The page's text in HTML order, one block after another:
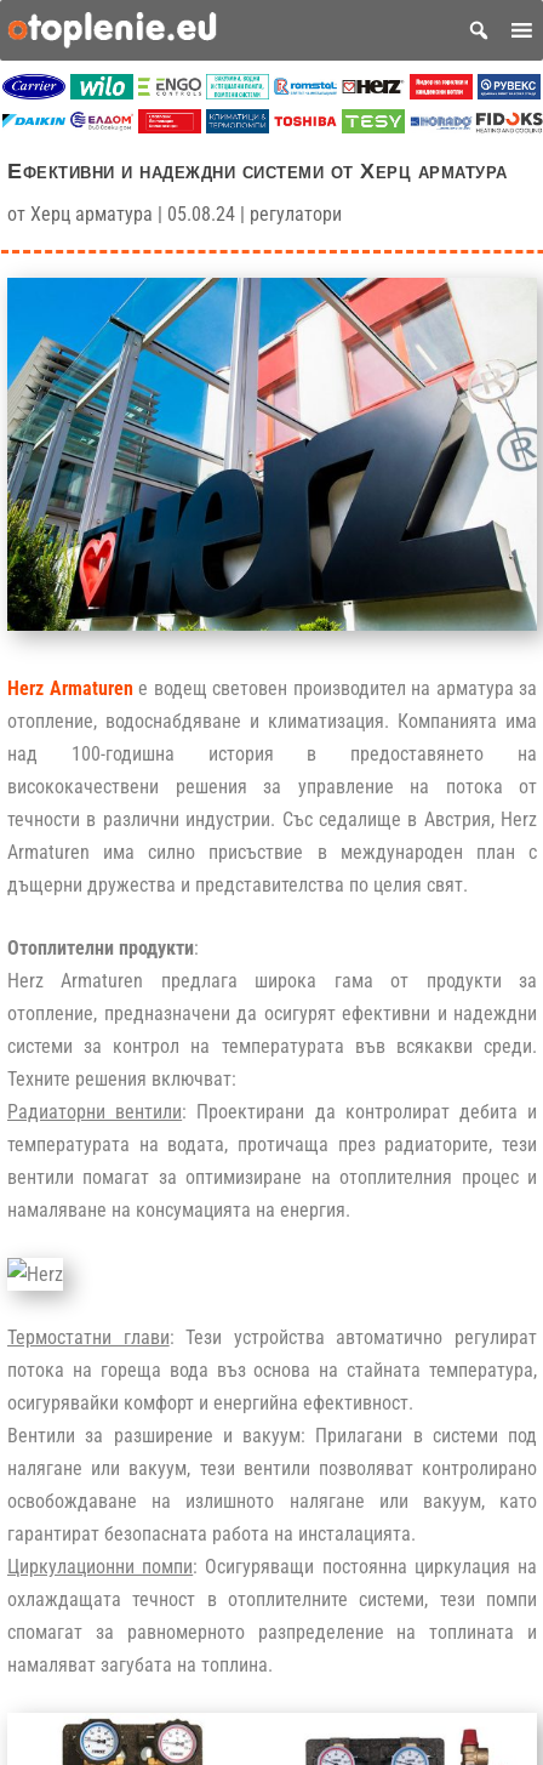
Ефективни и надеждни системи от Херц арматура
от Херц арматура | 05.08.24 | регулатори
Herz Armaturenе водещ световен производител на арматура за
отопление, водоснабдяване и климатизация. Компанията има
над 100-годишна история в предоставянето на
висококачествени решения за управление на потока от
течности в различни индустрии. Със седалище в Австрия, Herz
Armaturen има силно присъствие в международен план с
дъщерни дружества и представителства по целия свят.
Отоплителни продукти:
Herz Armaturen предлага широка гама от продукти за
отопление, предназначени да осигурят ефективни и надеждни
системи за контрол на температурата във всякакви среди.
Техните решения включват:
Радиаторни вентили: Проектирани да контролират дебита и
температурата на водата, протичаща през радиаторите, тези
вентили помагат за оптимизиране на отоплителния процес и
намаляване на консумацията на енергия.
Термостатни глави: Тези устройства автоматично регулират
потока на гореща вода въз основа на стайната температура,
осигурявайки комфорт и енергийна ефективност.
Вентили за разширение и вакуум: Прилагани в системи под
налягане или вакуум, тези вентили позволяват контролирано
освобождаване на излишното налягане или вакуум, като
гарантират безопасната работа на инсталацията.
Циркулационни помпи: Осигуряващи постоянна циркулация на
охлаждащата течност в отоплителните системи, тези помпи
спомагат за равномерното разпределение на топлината и
намаляват загубата на топлина.